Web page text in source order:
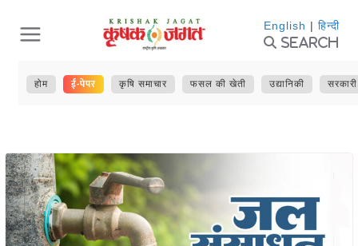
content
English | हिन्दी
Search
होम ई-पेपर कृषि समाचार फसल की खेती उद्यानिकी